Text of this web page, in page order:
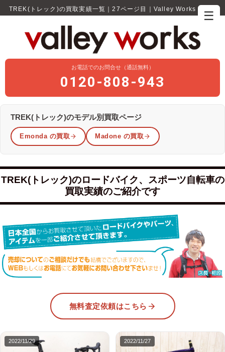
☰
TREK(トレック)の買取実績一覧｜27ページ目｜Valley Works
お電話でのお問合せ（通話無料）
0120-808-943
TREK(トレック)のモデル別買取ページ
Emonda の買取 Madone の買取
TREK(トレック)のロードバイク、スポーツ自転車の
買取実績のご紹介です
無料査定依頼はこちら
2022/11/29 2022/11/27